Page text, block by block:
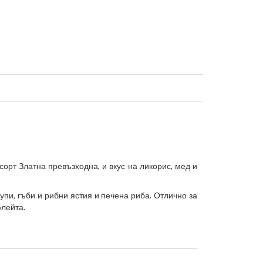
Златна превъзходна, и вкус на ликорис, мед и
гъби и рибни ястия и печена риба. Отлично за